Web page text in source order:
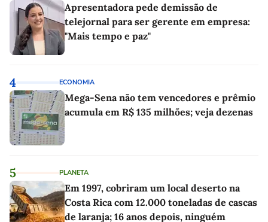
Apresentadora pede demissão de
telejornal para ser gerente em empresa:
"Mais tempo e paz"
4 ECONOMIA
Mega-Sena não tem vencedores e prêmio
acumula em R$ 135 milhões; veja dezenas
5 PLANETA
Em 1997, cobriram um local deserto na
Costa Rica com 12.000 toneladas de cascas
de laranja; 16 anos depois, ninguém